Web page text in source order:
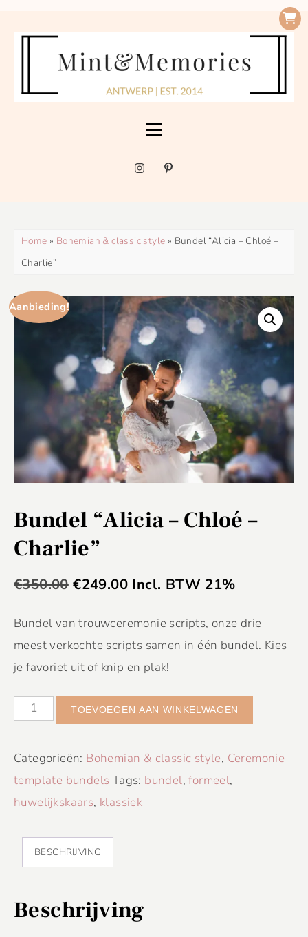
Home » Bohemian & classic style » Bundel “Alicia – Chloé –
Charlie”
Aanbieding!
Bundel “Alicia – Chloé –
Charlie”
€350.00 €249.00 Incl. BTW 21%
Bundel van trouwceremonie scripts, onze drie
meest verkochte scripts samen in één bundel. Kies
je favoriet uit of knip en plak!
TOEVOEGEN AAN WINKELWAGEN
Categorieën: Bohemian & classic style, Ceremonie
template bundels Tags: bundel,formeel,
huwelijkskaars, klassiek
BESCHRIJVING
Beschrijving